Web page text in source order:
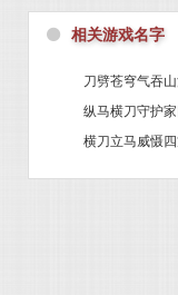
⚫ 相关游戏名字
刀劈苍穹气吞
纵马横刀守护
横刀立马威慑